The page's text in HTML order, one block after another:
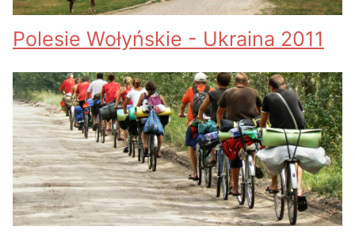
Polesie Wołyńskie - Ukraina 2011